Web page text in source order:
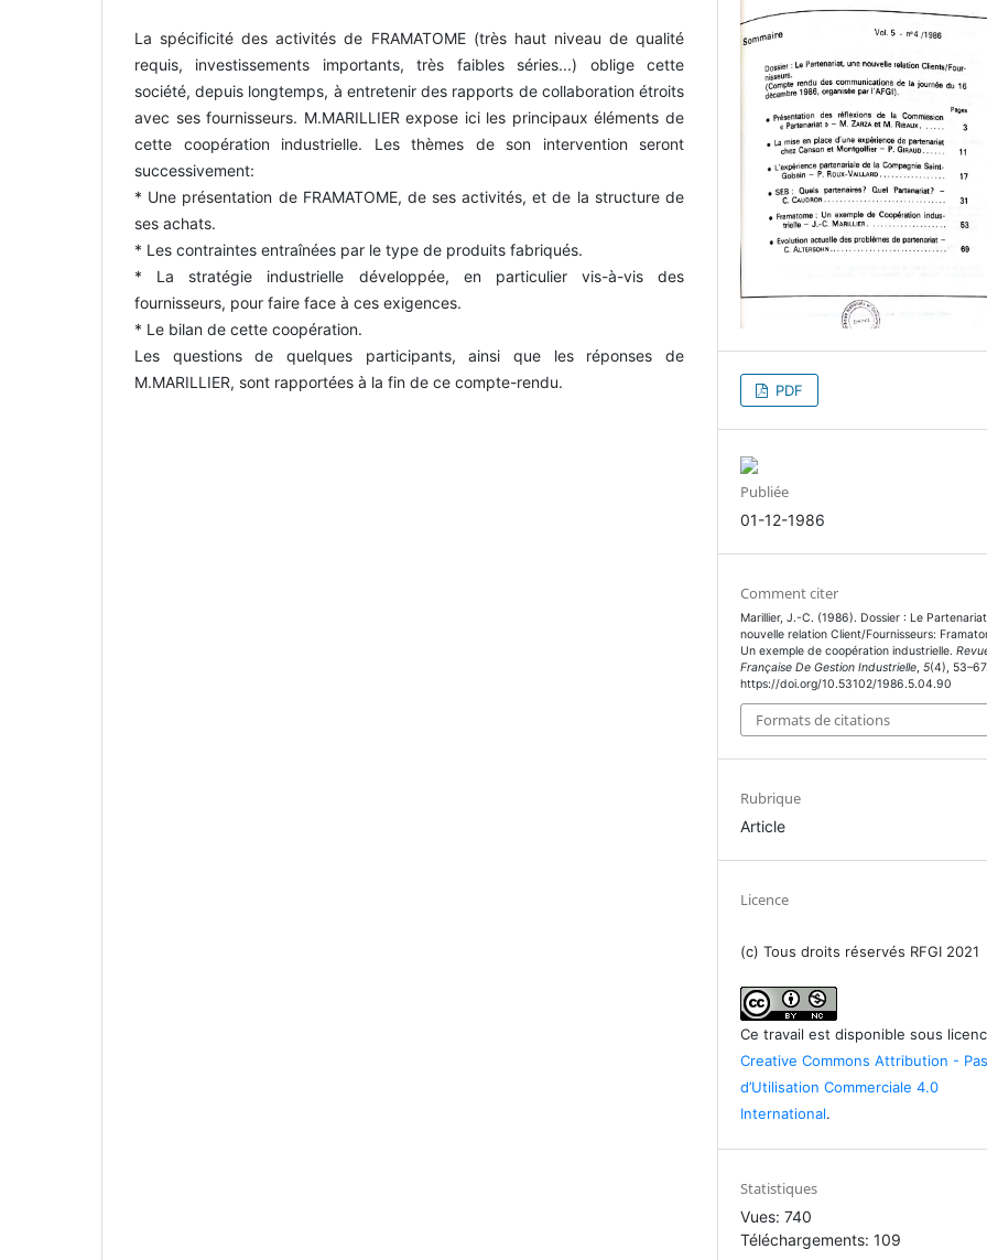
La spécificité des activités de FRAMATOME (très haut niveau de qualité
requis, investissements importants, très faibles séries...) oblige cette
société, depuis longtemps, à entretenir des rapports de collaboration étroits
avec ses fournisseurs. M.MARILLIER expose ici les principaux éléments de
cette coopération industrielle. Les thèmes de son intervention seront
successivement:
* Une présentation de FRAMATOME, de ses activités, et de la structure de
ses achats.
* Les contraintes entraînées par le type de produits fabriqués.
* La stratégie industrielle développée, en particulier vis-à-vis des
fournisseurs, pour faire face à ces exigences.
* Le bilan de cette coopération.
Les questions de quelques participants, ainsi que les réponses de
M.MARILLIER, sont rapportées à la fin de ce compte-rendu.
PDF
Publiée
01-12-1986
Comment citer
Marillier, J.-C. (1986). Dossier : Le
nouvelle relation Client/Fournisseurs:
Un exemple de coopération industrielle.
Française De Gestion Industrielle,5(4), 53–67.
https://doi.org/10.53102/1986.5.04.90
Formats de citations
Rubrique
Article
Licence
(c) Tous droits réservés RFGI 2021
Ce travail est disponible sous
Creative Commons Attribution - Pas
d’Utilisation Commerciale 4.0
International.
Statistiques
Vues: 740
Téléchargements: 109